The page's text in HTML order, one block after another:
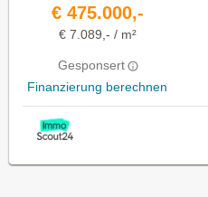
€ 475.000,-
€ 7.089,- / m²
Gesponsert
Finanzierung berechnen